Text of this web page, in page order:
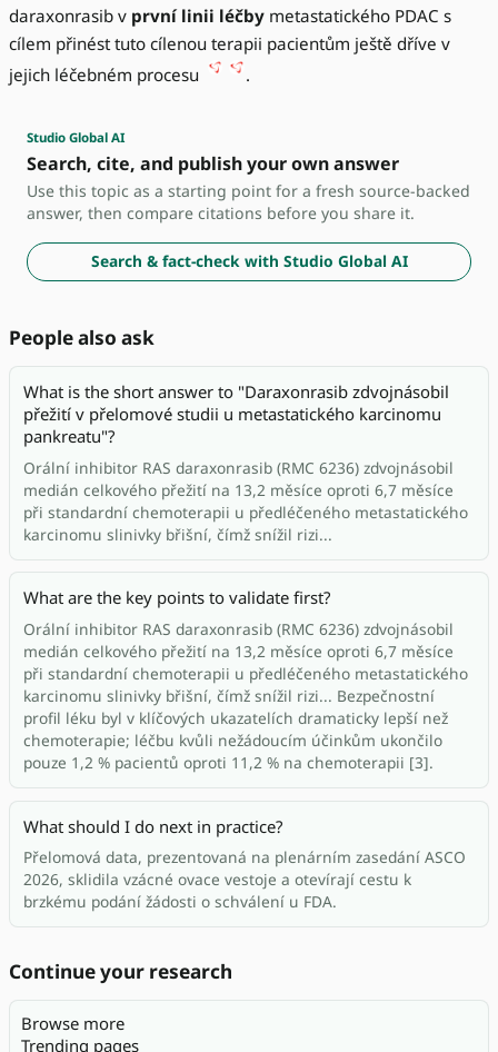
daraxonrasib v první linii léčby metastatického PDAC s
cílem přinést tuto cílenou terapii pacientům ještě dříve v
jejich léčebném procesu
.
Studio Global AI
Search, cite, and publish your own answer
Use this topic as a starting point for a fresh source-backed
answer, then compare citations before you share it.
Search & fact-check with Studio Global AI
People also ask
What is the short answer to "Daraxonrasib zdvojnásobil
přežití v přelomové studii u metastatického karcinomu
pankreatu"?
Orální inhibitor RAS daraxonrasib (RMC 6236) zdvojnásobil
medián celkového přežití na 13,2 měsíce oproti 6,7 měsíce
při standardní chemoterapii u předléčeného metastatického
karcinomu slinivky břišní, čímž snížil rizi...
What are the key points to validate first?
Orální inhibitor RAS daraxonrasib (RMC 6236) zdvojnásobil
medián celkového přežití na 13,2 měsíce oproti 6,7 měsíce
při standardní chemoterapii u předléčeného metastatického
karcinomu slinivky břišní, čímž snížil rizi... Bezpečnostní
profil léku byl v klíčových ukazatelích dramaticky lepší než
chemoterapie; léčbu kvůli nežádoucím účinkům ukončilo
pouze 1,2 % pacientů oproti 11,2 % na chemoterapii [3].
What should I do next in practice?
Přelomová data, prezentovaná na plenárním zasedání ASCO
2026, sklidila vzácné ovace vestoje a otevírají cestu k
brzkému podání žádosti o schválení u FDA.
Continue your research
Browse more
Trending pages